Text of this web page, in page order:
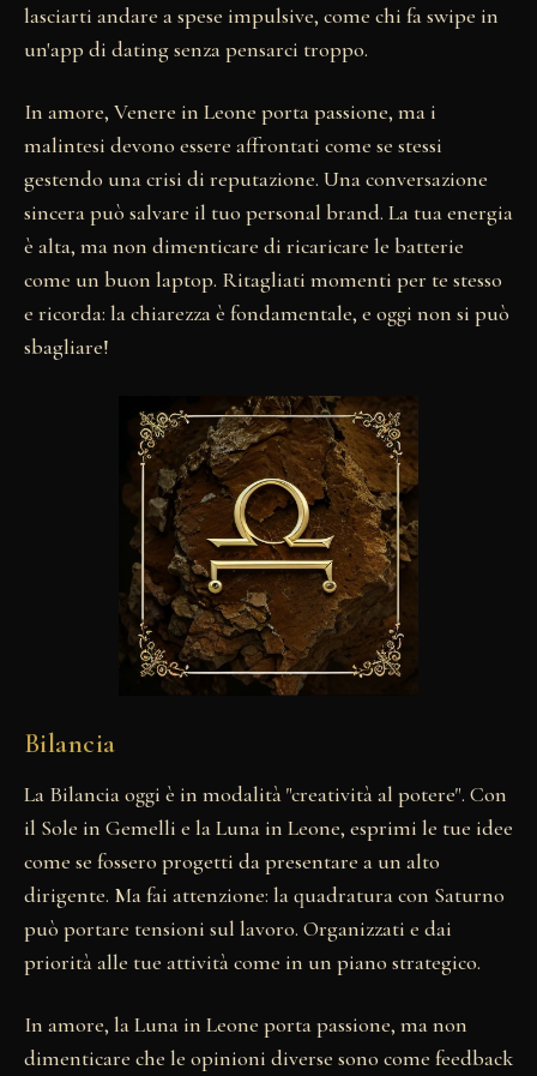
lasciarti andare a spese impulsive, come chi fa swipe in
un'app di dating senza pensarci troppo.
In amore, Venere in Leone porta passione, ma i
malintesi devono essere affrontati come se stessi
gestendo una crisi di reputazione. Una conversazione
sincera può salvare il tuo personal brand. La tua energia
è alta, ma non dimenticare di ricaricare le batterie
come un buon laptop. Ritagliati momenti per te stesso
e ricorda: la chiarezza è fondamentale, e oggi non si può
sbagliare!
Bilancia
La Bilancia oggi è in modalità "creatività al potere". Con
il Sole in Gemelli e la Luna in Leone, esprimi le tue idee
come se fossero progetti da presentare a un alto
dirigente. Ma fai attenzione: la quadratura con Saturno
può portare tensioni sul lavoro. Organizzati e dai
priorità alle tue attività come in un piano strategico.
In amore, la Luna in Leone porta passione, ma non
dimenticare che le opinioni diverse sono come feedback